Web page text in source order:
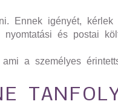
Ennek igényét, kérlek
és postai
a személyes